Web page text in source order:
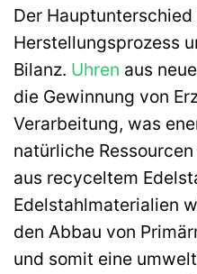
Der
Herstellungsprozess
Bilanz. Uhren aus
die Gewinnung von
Verarbeitung, was
natürliche
aus recyceltem
Edelstahlmaterialien
den Abbau von
und somit eine